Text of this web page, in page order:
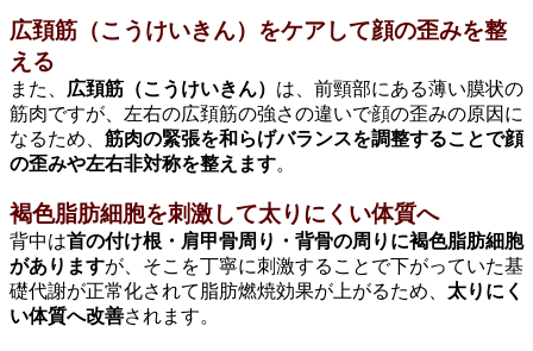
広頚筋（こうけいきん）をケアして顔の歪みを整
える
また、 広頚筋（こうけいきん） は、前頸部にある薄い膜状の
筋肉ですが、左右の広頚筋の強さの違いで顔の歪みの原因に
なるため、 筋肉の緊張を和らげバランスを調整することで顔
の歪みや左右非対称を整えます。
褐色脂肪細胞を刺激して太りにくい体質へ
背中は首の付け根・肩甲骨周り・背骨の周りに褐色脂肪細胞
がありますが、そこを丁寧に刺激することで下がっていた基
礎代謝が正常化されて脂肪燃焼効果が上がるため、 太りにく
い体質へ改善されます。